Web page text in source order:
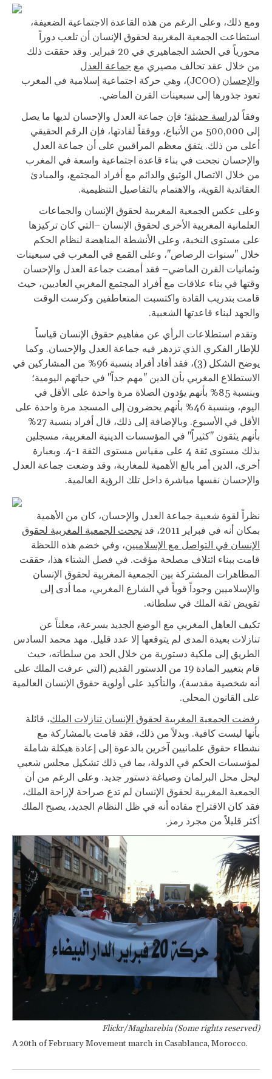
ومع ذلك، وعلى الرغم من هذه القاعدة الاجتماعية الضعيفة،
استطاعت الجمعية المغربية لحقوق الإنسان أن تلعب دوراً
محورياً في الحشد الجماهيري في 20 فبراير. وقد حققت ذلك
من خلال عقد تحالف مصيري مع جماعة العدل
والإحسان
(JCOO)، وهي حركة اجتماعية إسلامية في المغرب
تعود جذورها إلى سبعينات القرن الماضي.
وفقاً لدراسة حديثة؛ فإن جماعة العدل والإحسان لديها ما يصل
إلى 500,000 من الأتباع، ووفقاً لقادتها، فإن الرقم الحقيقي
أعلى من ذلك. يتفق معظم المراقبين على أن جماعة العدل
والإحسان نجحت في بناء قاعدة اجتماعية واسعة في المغرب
من خلال الاتصال الوثيق والدائم مع أفراد المجتمع، والمبادئ
العقائدية القوية، والاهتمام بالتفاصيل التنظيمية.
وعلى عكس الجمعية المغربية لحقوق الإنسان والجماعات
العلمانية المغربية الأخرى لحقوق الإنسان –التي كان تركيزها
على مستوى النخبة، وعلى الأنشطة المناهضة لنظام الحكم
خلال "سنوات الرصاص"، وعلى القمع في المغرب في سبعينات
وثمانيات القرن الماضي– فقد أمضت جماعة العدل والإحسان
وقتها في بناء علاقات مع أفراد المجتمع المغربي العاديين، حيث
قامت بتدريب القادة واكتسبت المتعاطفين وكرست الوقت
والجهد لبناء قاعدتها الشعبية.
وتقدم استطلاعات الرأي عن مفاهيم حقوق الإنسان قياساً
للإطار الفكري الذي تزدهر فيه جماعة العدل والإحسان. وكما
يوضح الشكل (3)، فقد أفاد أفراد بنسبة 96% من المشاركين في
الاستطلاع المغربي بأن الدين "مهم جداً" في حياتهم اليومية؛
وبنسبة 85% بأنهم يؤدون الصلاة مرة واحدة على الأقل في
اليوم، وبنسبة 46% بأنهم يحضرون إلى المسجد مرة واحدة على
الأقل في الأسبوع. وبالإضافة إلى ذلك، قال أفراد بنسبة 27%
بأنهم يثقون "كثيراً" في المؤسسات الدينية المغربية، مسجلين
بذلك مستوى ثقة 4 على مقياس مستوى الثقة 1-4. وبعبارة
أخرى، الدين أمر بالغ الأهمية للمغاربة، وقد وضعت جماعة العدل
والإحسان نفسها مباشرة داخل تلك الرؤية العالمية.
نظراً لقوة شعبية جماعة العدل والإحسان، كان من الأهمية
بمكان أنه في فبراير 2011، قد
نجحت الجمعية المغربية لحقوق
الإنسان في التواصل مع الإسلاميين، وفي خضم هذه اللحظة
قامت ببناء ائتلاف مصلحة مؤقت. في فصل الشتاء هذا، حققت
المظاهرات المشتركة بين الجمعية المغربية لحقوق الإنسان
والإسلاميين وجوداً قوياً في الشارع المغربي، مما أدى إلى
تقويض ثقة الملك في سلطاته.
تكيف العاهل المغربي مع الوضع الجديد بسرعة، معلناً عن
تنازلات بعيدة المدى لم يتوقعها إلا عدد قليل. مهد محمد السادس
الطريق إلى ملكية دستورية من خلال الحد من سلطاته، حيث
قام بتغيير المادة 19 من الدستور القديم (التي عرفت الملك على
أنه شخصية مقدسة)، والتأكيد على أولوية حقوق الإنسان العالمية
على القانون المحلي.
رفضت الجمعية المغربية لحقوق الإنسان تنازلات الملك، قائلة
بأنها ليست كافية. وبدلاً من ذلك، فقد قامت بالمشاركة مع
نشطاء حقوق علمانيين آخرين بالدعوة إلى إعادة هيكلة شاملة
لمؤسسات الحكم في الدولة، بما في ذلك تشكيل مجلس شعبي
ليحل محل البرلمان وصياغة دستور جديد. وعلى الرغم من أن
الجمعية المغربية لحقوق الإنسان لم تدع صراحة لإزاحة الملك،
فقد كان الاقتراح مفاده أنه في ظل النظام الجديد، يصبح الملك
أكثر قليلاً من مجرد رمز.
Flickr/Magharebia (Some rights reserved)
A 20th of February Movement march in Casablanca, Morocco.